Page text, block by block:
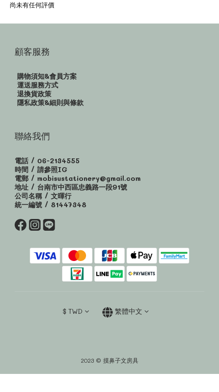
尚未有任何評價
顧客服務
購物須知&會員方案
運送服務方式
退換貨政策
隱私政策&細則與條款
聯絡我們
電話 / 06-2134555
時間 / 請參照IG
電郵 / mobisustationery@gmail.com
地址 / 台南市中西區忠義路一段91號
公司名稱 / 文暉行
統一編號 / 81447348
$ TWD 繁體中文
2023 © 摸鼻子文房具